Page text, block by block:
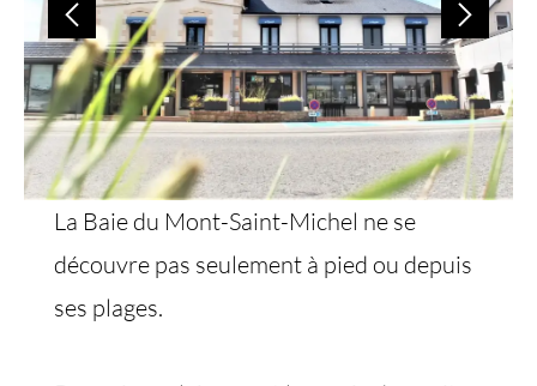
La Baie du Mont-Saint-Michel ne se
découvre pas seulement à pied ou depuis
ses plages.